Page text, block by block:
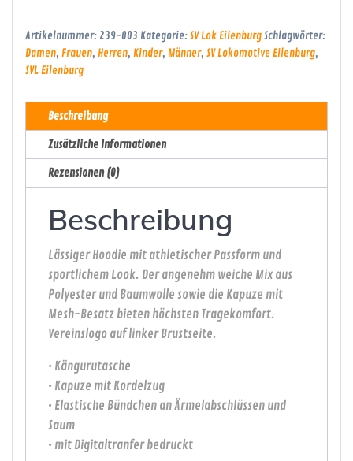
Artikelnummer: 239-003 Kategorie:SV Lok EilenburgSchlagwörter:
Damen, Frauen, Herren, Kinder, Männer, SV Lokomotive Eilenburg,
SVL Eilenburg
Beschreibung
Zusätzliche Informationen
Rezensionen (0)
Beschreibung
Lässiger Hoodie mit athletischer Passform und
sportlichem Look. Der angenehm weiche Mix aus
Polyester und Baumwolle sowie die Kapuze mit
Mesh-Besatz bieten höchsten Tragekomfort.
Vereinslogo auf linker Brustseite.
• Kängurutasche
• Kapuze mit Kordelzug
• Elastische Bündchen an Ärmelabschlüssen und
Saum
• mit Digitaltranfer bedruckt